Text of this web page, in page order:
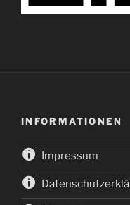
INFORMATIONEN
Impressum